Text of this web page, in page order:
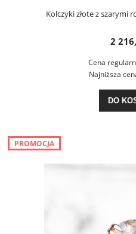
Kolczyki złote z szarymi
2
Cena
Najniższa
DO
PROMOCJA